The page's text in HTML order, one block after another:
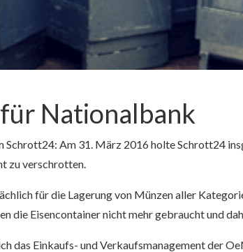
Nationalbank
Am 31. März 2016 holte Schrott24
zu verschrotten.
für die Lagerung von Münzen aller
die Eisencontainer nicht mehr gebraucht und
das Einkaufs- und Verkaufsmanagement der